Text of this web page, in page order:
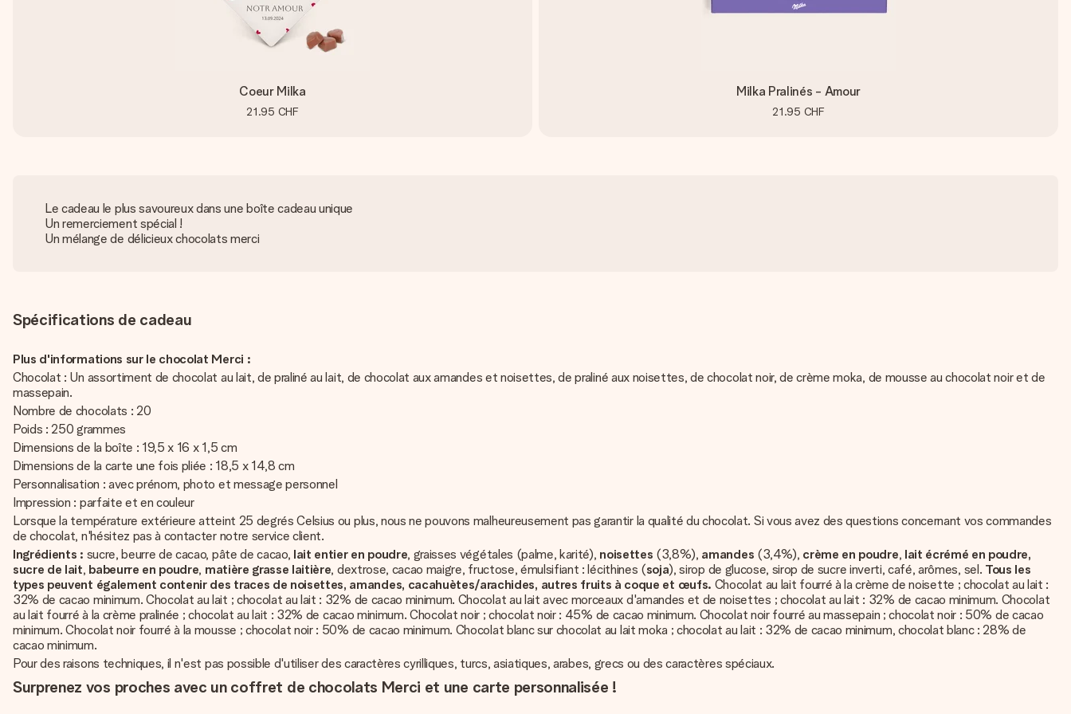
Coeur Milka
21.95 CHF
Milka Pralinés - Amour
21.95 CHF
Le cadeau le plus savoureux dans une boîte cadeau unique
Un remerciement spécial !
Un mélange de délicieux chocolats merci
Spécifications de cadeau
Plus d'informations sur le chocolat Merci :
Chocolat : Un assortiment de chocolat au lait, de praliné au lait, de chocolat aux amandes et noisettes, de praliné aux noisettes, de chocolat noir, de crème moka, de mousse au chocolat noir et de
massepain.
Nombre de chocolats : 20
Poids : 250 grammes
Dimensions de la boîte : 19,5 x 16 x 1,5 cm
Dimensions de la carte une fois pliée : 18,5 x 14,8 cm
Personnalisation : avec prénom, photo et message personnel
Impression : parfaite et en couleur
Lorsque la température extérieure atteint 25 degrés Celsius ou plus, nous ne pouvons malheureusement pas garantir la qualité du chocolat. Si vous avez des questions concernant vos commandes
de chocolat, n'hésitez pas à contacter notre service client.
Ingrédients : sucre, beurre de cacao, pâte de cacao, lait entier en poudre, graisses végétales (palme, karité), noisettes (3,8%), amandes (3,4%), crème en poudre, lait écrémé en poudre,
sucre de lait, babeurre en poudre, matière grasse laitière, dextrose, cacao maigre, fructose, émulsifiant : lécithines (soja), sirop de glucose, sirop de sucre inverti, café, arômes, sel. Tous les
types peuvent également contenir des traces de noisettes, amandes, cacahuètes/arachides, autres fruits à coque et œufs. Chocolat au lait fourré à la crème de noisette ; chocolat au lait :
32% de cacao minimum. Chocolat au lait ; chocolat au lait : 32% de cacao minimum. Chocolat au lait avec morceaux d'amandes et de noisettes ; chocolat au lait : 32% de cacao minimum. Chocolat
au lait fourré à la crème pralinée ; chocolat au lait : 32% de cacao minimum. Chocolat noir ; chocolat noir : 45% de cacao minimum. Chocolat noir fourré au massepain ; chocolat noir : 50% de cacao
minimum. Chocolat noir fourré à la mousse ; chocolat noir : 50% de cacao minimum. Chocolat blanc sur chocolat au lait moka ; chocolat au lait : 32% de cacao minimum, chocolat blanc : 28% de
cacao minimum.
Pour des raisons techniques, il n'est pas possible d'utiliser des caractères cyrilliques, turcs, asiatiques, arabes, grecs ou des caractères spéciaux.
Surprenez vos proches avec un coffret de chocolats Merci et une carte personnalisée !